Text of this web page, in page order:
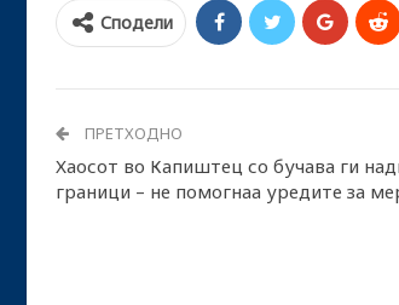
Сподели
ПРЕТХОДНО
Хаосот во Капиштец со бучава ги
граници – не помогнаа уредите за